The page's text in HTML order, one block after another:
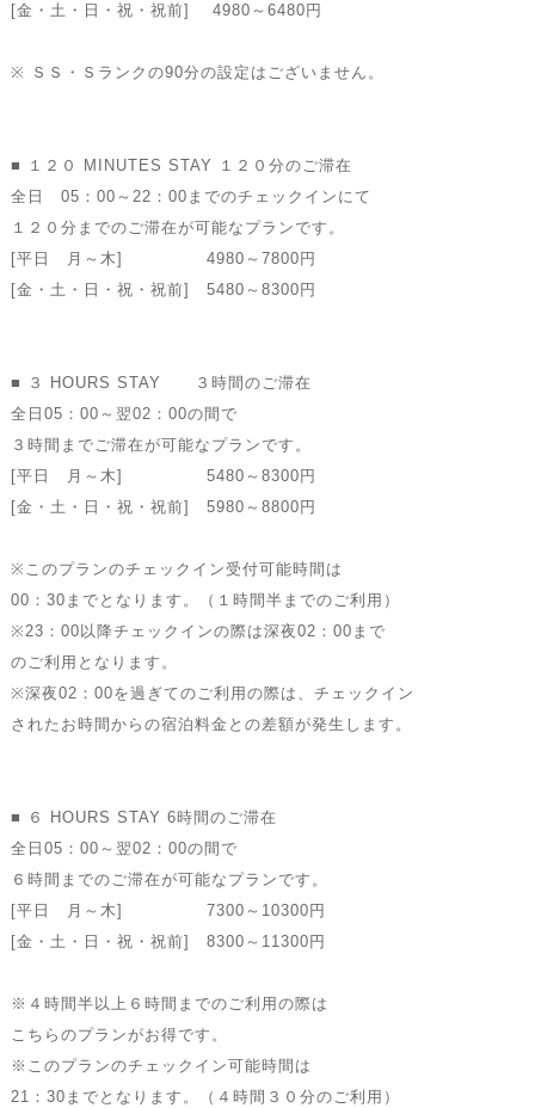
[金・土・日・祝・祝前] 4980～6480円
※ ＳＳ・Ｓランクの90分の設定はございません。
■ １２０ MINUTES STAY １２０分のご滞在
全日 05：00～22：00までのチェックインにて
１２０分までのご滞在が可能なプランです。
[平日 月～木] 4980～7800円
[金・土・日・祝・祝前] 5480～8300円
■ ３ HOURS STAY ３時間のご滞在
全日05：00～翌02：00の間で
３時間までご滞在が可能なプランです。
[平日 月～木] 5480～8300円
[金・土・日・祝・祝前] 5980～8800円
※このプランのチェックイン受付可能時間は
00：30までとなります。（１時間半までのご利用）
※23：00以降チェックインの際は深夜02：00まで
のご利用となります。
※深夜02：00を過ぎてのご利用の際は、チェックイン
されたお時間からの宿泊料金との差額が発生します。
■ ６ HOURS STAY 6時間のご滞在
全日05：00～翌02：00の間で
６時間までのご滞在が可能なプランです。
[平日 月～木] 7300～10300円
[金・土・日・祝・祝前] 8300～11300円
※４時間半以上６時間までのご利用の際は
こちらのプランがお得です。
※このプランのチェックイン可能時間は
21：30までとなります。（４時間３０分のご利用）